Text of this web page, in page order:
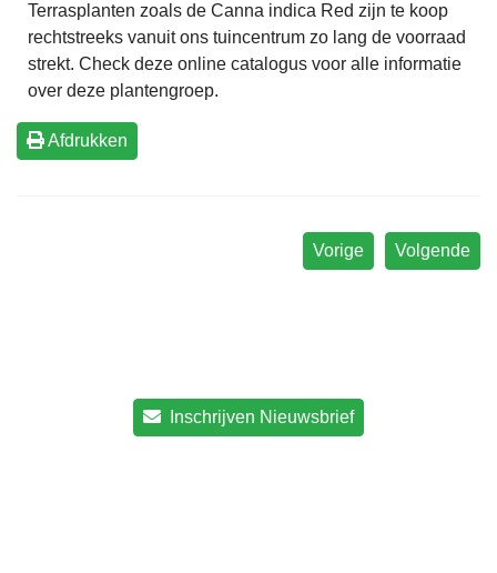
Terrasplanten zoals de Canna indica Red zijn te koop
rechtstreeks vanuit ons tuincentrum zo lang de voorraad
strekt. Check deze online catalogus voor alle informatie
over deze plantengroep.
Afdrukken
Volgende
Vorige
Inschrijven Nieuwsbrief